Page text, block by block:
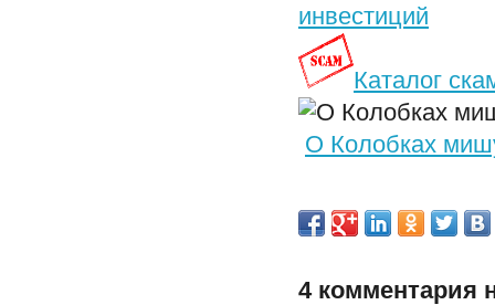
инвестиций
Каталог
О Колобках
4 комментария